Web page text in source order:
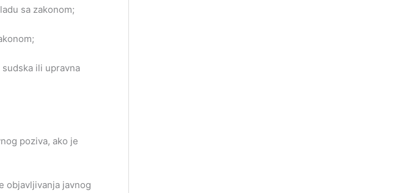
sa zakonom;
ili upravna
poziva, ako je
objavljivanja javnog